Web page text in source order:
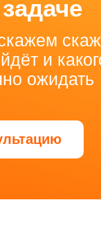
и
ожидать